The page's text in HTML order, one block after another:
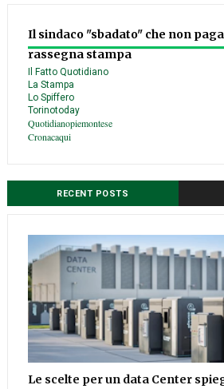
Il sindaco "sbadato" che non
rassegna stampa
Il Fatto Quotidiano
La Stampa
Lo Spiffero
Torinotoday
Quotidianopiemontese
Cronacaqui
RECENT POSTS
Le scelte per un data Center